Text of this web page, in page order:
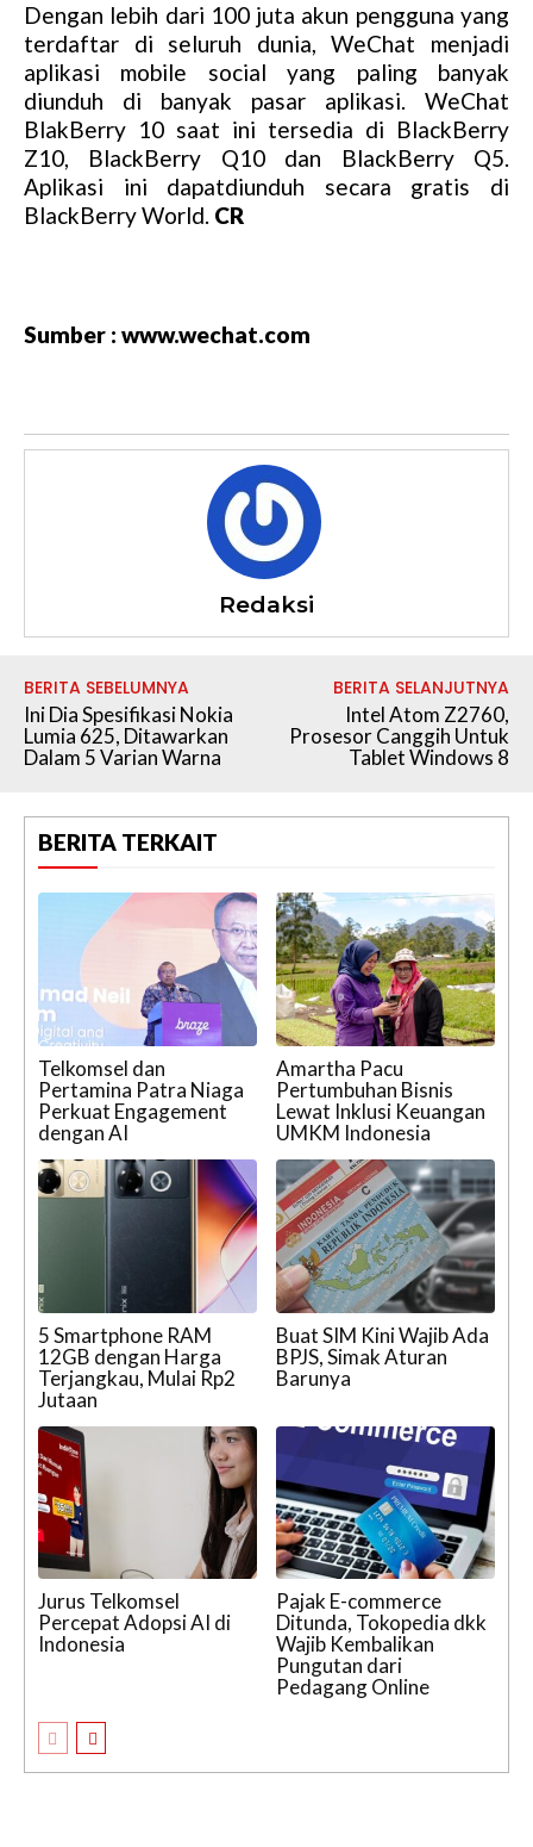
M
u
t
e
Dengan lebih dari 100 juta akun pengguna yang
terdaftar di seluruh dunia, WeChat menjadi
aplikasi mobile social yang paling banyak
diunduh di banyak pasar aplikasi. WeChat
BlakBerry 10 saat ini tersedia di BlackBerry
Z10, BlackBerry Q10 dan BlackBerry Q5.
Aplikasi ini dapatdiunduh secara gratis di
BlackBerry World. CR
Sumber : www.wechat.com
Redaksi
BERITA SEBELUMNYA
Ini Dia Spesifikasi Nokia
Lumia 625, Ditawarkan
Dalam 5 Varian Warna
BERITA SELANJUTNYA
Intel Atom Z2760,
Prosesor Canggih Untuk
Tablet Windows 8
BERITA TERKAIT
Telkomsel dan
Pertamina Patra Niaga
Perkuat Engagement
dengan AI
Amartha Pacu
Pertumbuhan Bisnis
Lewat Inklusi Keuangan
UMKM Indonesia
5 Smartphone RAM
12GB dengan Harga
Terjangkau, Mulai Rp2
Jutaan
Buat SIM Kini Wajib Ada
BPJS, Simak Aturan
Barunya
Jurus Telkomsel
Percepat Adopsi AI di
Indonesia
Pajak E-commerce
Ditunda, Tokopedia dkk
Wajib Kembalikan
Pungutan dari
Pedagang Online